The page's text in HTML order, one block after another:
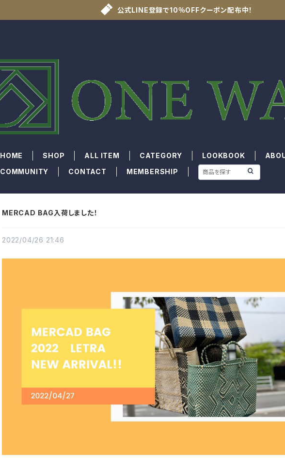
公式LINE登録で10％OFFクーポン配布中！
HOME SHOP ALL ITEM CATEGORY LOOKBOOK
COMMUNITY
CONTACT MEMBERSHIP
MERCAD BAG入荷しました！
2022/04/26 21:46